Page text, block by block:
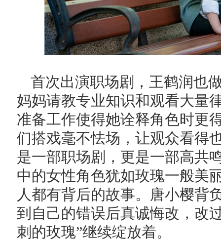
首次出演职场剧，王鹤润也
妈妈请教专业知识和观看大量
准备工作使得她诠释角色时更
们搭戏毫不怯场，让观众看得
是一部职场剧，更是一部高共
中的女性角色犹如玫瑰一般美
人都有背后的故事。唐小樱背
到自己的错误后真诚悔改，改
刺的玫瑰”继续绽放着。